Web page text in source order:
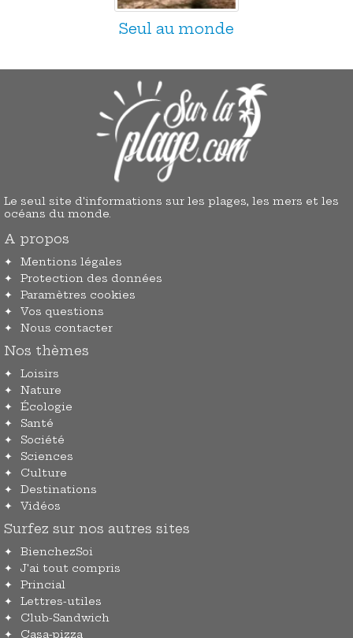
Seul au monde
Le seul site d'informations sur les plages, les mers et les
océans du monde.
A propos
Mentions légales
Protection des données
Paramètres cookies
Vos questions
Nous contacter
Nos thèmes
Loisirs
Nature
Écologie
Santé
Société
Sciences
Culture
Destinations
Vidéos
Surfez sur nos autres sites
BienchezSoi
J'ai tout compris
Princial
Lettres-utiles
Club-Sandwich
Casa-pizza